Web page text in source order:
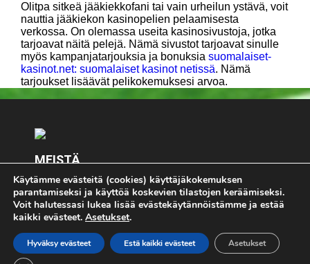
Olitpa sitkeä jääkiekkofani tai vain urheilun ystävä, voit
nauttia jääkiekon kasinopelien pelaamisesta
verkossa. On olemassa useita kasinosivustoja, jotka
tarjoavat näitä pelejä. Nämä sivustot tarjoavat sinulle
myös kampanjatarjouksia ja bonuksia suomalaiset-
kasinot.net: suomalaiset kasinot netissä. Nämä
tarjoukset lisäävät pelikokemuksesi arvoa.
MEISTÄ
Keskity olennaiseen - Pelimies.com. Kaikki pelaaminen
on K18 - jos pelaat, pelaa vastuullisesti. Jos koet, että
pelaaminen on sinulle tai läheisellesi ongelma, lopeta
pelaaminen välittömästi ja ota yhteyttä
Ota meihin yhteyttä:toimitus@pelimies.com
Käytämme evästeitä (cookies) käyttäjäkokemuksen
parantamiseksi ja käyttöä koskevien tilastojen keräämiseksi.
Voit halutessasi lukea lisää evästekäytännöistämme ja estää
kaikki evästeet. Asetukset.
Hyväksy evästeet Estä kaikki evästeet Asetukset